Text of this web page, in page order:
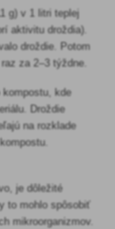
g) v 1 litri teplej
aktivitu droždia).
droždie. Potom
za 2–3 týždne.
kompostu, kde
Droždie
na rozklade
je dôležité
to mohlo spôsobiť
mikroorganizmov.